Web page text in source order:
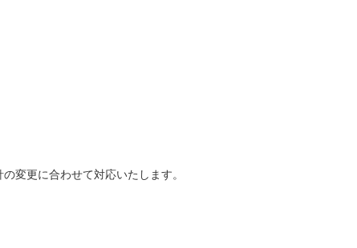
変更に合わせて対応いたします。